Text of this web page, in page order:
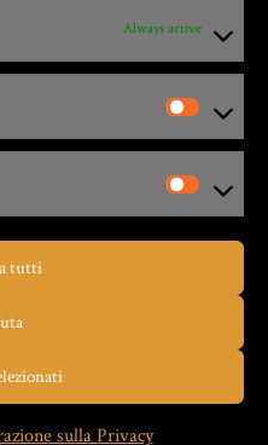
Always active
tutti
sulla Privacy
– Vado Ligure (SV)